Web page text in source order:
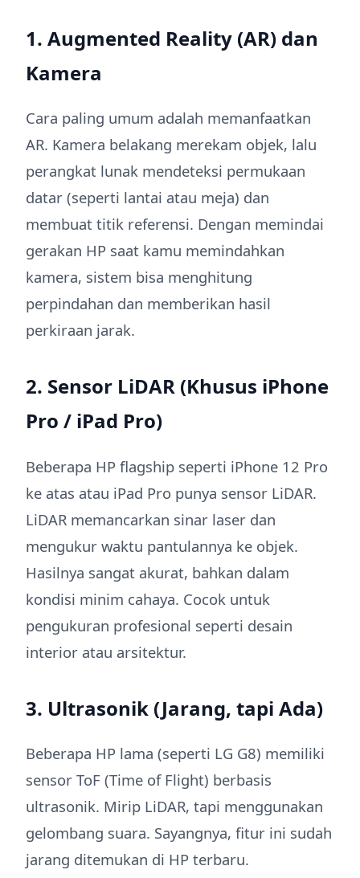
1. Augmented Reality (AR) dan
Kamera
Cara paling umum adalah memanfaatkan
AR. Kamera belakang merekam objek, lalu
perangkat lunak mendeteksi permukaan
datar (seperti lantai atau meja) dan
membuat titik referensi. Dengan memindai
gerakan HP saat kamu memindahkan
kamera, sistem bisa menghitung
perpindahan dan memberikan hasil
perkiraan jarak.
2. Sensor LiDAR (Khusus iPhone
Pro / iPad Pro)
Beberapa HP flagship seperti iPhone 12 Pro
ke atas atau iPad Pro punya sensor LiDAR.
LiDAR memancarkan sinar laser dan
mengukur waktu pantulannya ke objek.
Hasilnya sangat akurat, bahkan dalam
kondisi minim cahaya. Cocok untuk
pengukuran profesional seperti desain
interior atau arsitektur.
3. Ultrasonik (Jarang, tapi Ada)
Beberapa HP lama (seperti LG G8) memiliki
sensor ToF (Time of Flight) berbasis
ultrasonik. Mirip LiDAR, tapi menggunakan
gelombang suara. Sayangnya, fitur ini sudah
jarang ditemukan di HP terbaru.